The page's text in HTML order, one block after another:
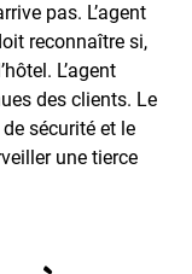
pas. L’agent
reconnaître si,
L’agent
des clients. Le
sécurité et le
une tierce